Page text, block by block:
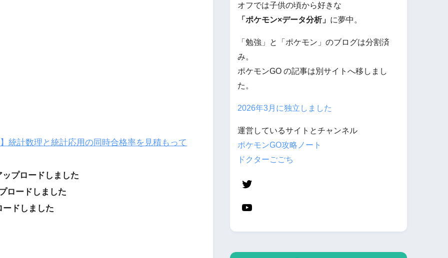
統計数理と統計応用の同時合格率を見積もって
プロードしました
ロードしました
ードしました
オフでは子供の頃から好きな
「ポケモン×データ分析」 に夢中。
「勉強」と「ポケモン」のブログは分割済
み。
ポケモンGO の記事は別サイトへ移しまし
た。
2026年3月に独立しました
運営しているサイトとチャンネル
ポケモンGO攻略ノート
ドクターごごち